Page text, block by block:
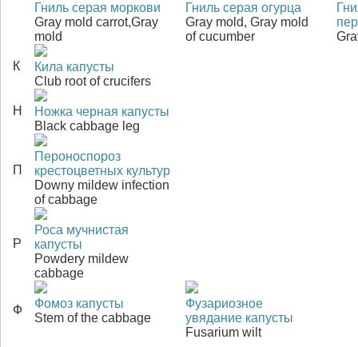
Гниль серая моркови
Gray mold carrot,Gray
mold
Гниль серая огурца
Gray mold, Gray mold
of cucumber
К
Кила капусты
Club root of crucifers
Н
Ножка черная капусты
Black cabbage leg
П
Пероноспороз
крестоцветных культур
Downy mildew infection
of cabbage
Р
Роса мучнистая
капусты
Powdery mildew
cabbage
Ф
Фомоз капусты
Stem of the cabbage
Фузариозное
увядание капусты
Fusarium wilt